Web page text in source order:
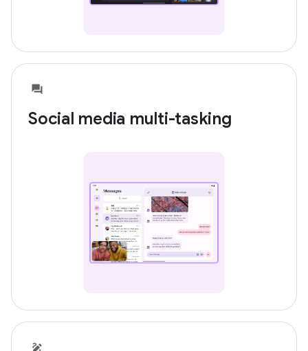
Social media multi-tasking